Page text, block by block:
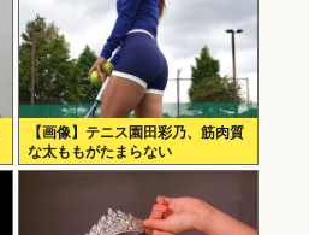
【画像】テニス園田彩乃、筋肉質
な太ももがたまらない